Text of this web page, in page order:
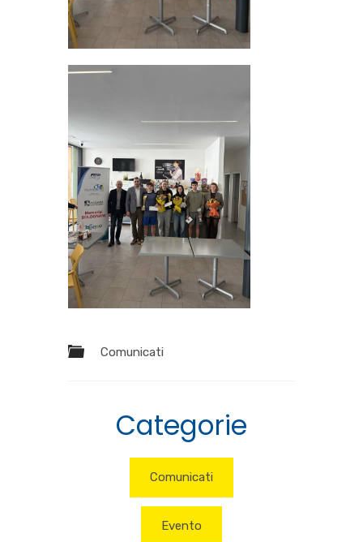
Comunicati
Categorie
Comunicati
Evento